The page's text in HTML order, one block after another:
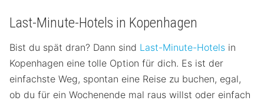
Last-Minute-Hotels in Kopenhagen
Bist du spät dran? Dann sind Last-Minute-Hotels in
Kopenhagen eine tolle Option für dich. Es ist der
einfachste Weg, spontan eine Reise zu buchen, egal,
ob du für ein Wochenende mal raus willst oder einfach